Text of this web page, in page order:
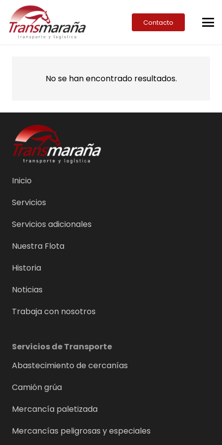
Contacto
No se han encontrado resultados.
Inicio
Servicios
Servicios adicionales
Nuestra Flota
Historia
Noticias
Trabaja con nosotros
Servicios de Transporte
Abastecimiento de cercanías
Camión grúa
Mercancía paletizada
Mercancías peligrosas y especiales